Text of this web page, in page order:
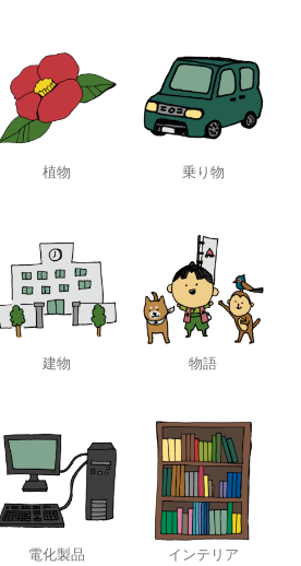
植物 乗り物
建物 物語
電化製品 インテリア